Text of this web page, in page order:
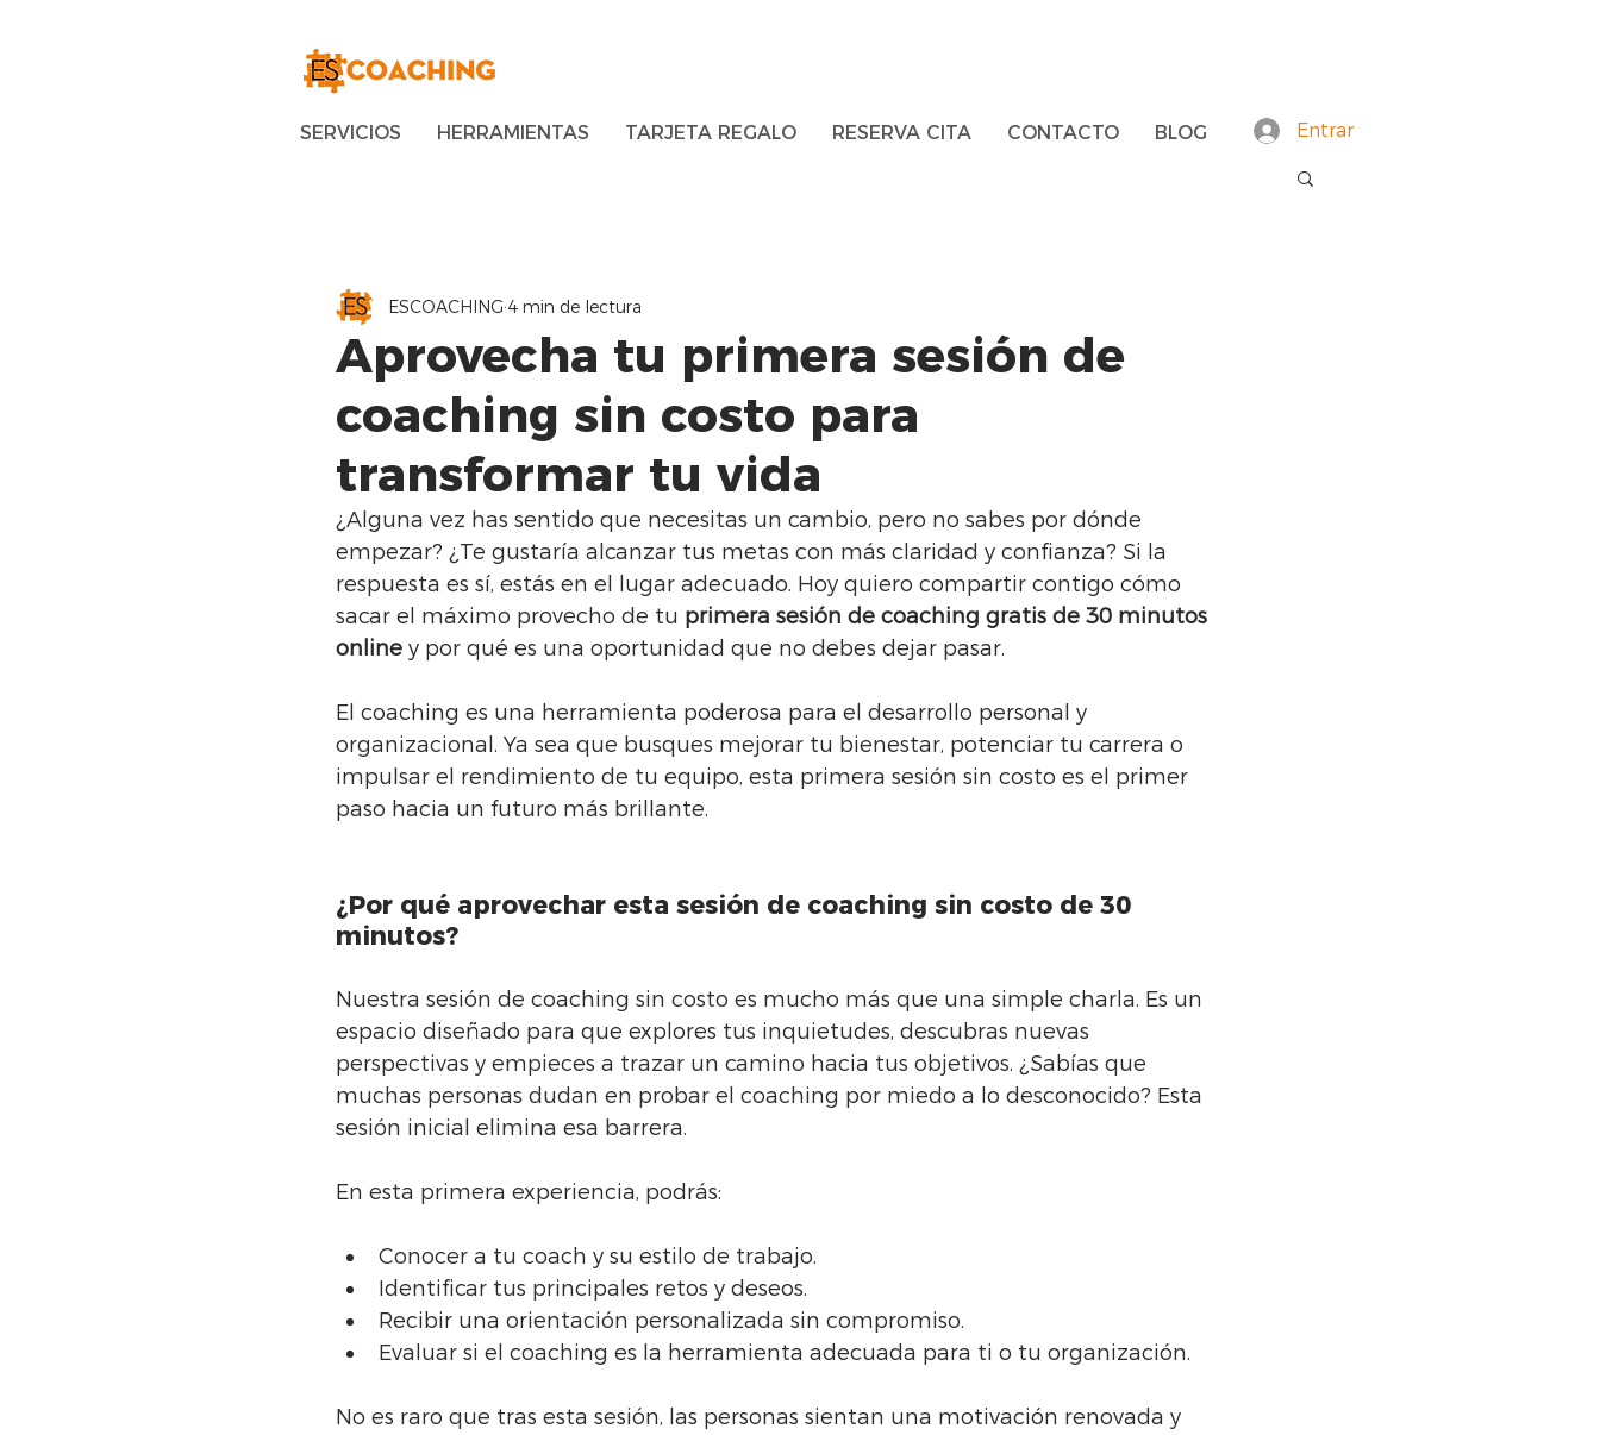
Entrar
SERVICIOS HERRAMIENTAS TARJETA REGALO RESERVA CITA CONTACTO BLOG
Aprovecha tu primera sesión de
coaching sin costo para
transformar tu vida
ESCOACHING 4 min de lectura
¿Alguna vez has sentido que necesitas un cambio, pero no sabes por dónde
empezar? ¿Te gustaría alcanzar tus metas con más claridad y confianza? Si la
respuesta es sí, estás en el lugar adecuado. Hoy quiero compartir contigo cómo
sacar el máximo provecho de tu primera sesión de coaching gratis de 30 minutos
online y por qué es una oportunidad que no debes dejar pasar.
El coaching es una herramienta poderosa para el desarrollo personal y
organizacional. Ya sea que busques mejorar tu bienestar, potenciar tu carrera o
impulsar el rendimiento de tu equipo, esta primera sesión sin costo es el primer
paso hacia un futuro más brillante.
¿Por qué aprovechar esta sesión de coaching sin costo de 30
minutos?
Nuestra sesión de coaching sin costo es mucho más que una simple charla. Es un
espacio diseñado para que explores tus inquietudes, descubras nuevas
perspectivas y empieces a trazar un camino hacia tus objetivos. ¿Sabías que
muchas personas dudan en probar el coaching por miedo a lo desconocido? Esta
sesión inicial elimina esa barrera.
En esta primera experiencia, podrás:
Conocer a tu coach y su estilo de trabajo.
Identificar tus principales retos y deseos.
Recibir una orientación personalizada sin compromiso.
Evaluar si el coaching es la herramienta adecuada para ti o tu organización.
No es raro que tras esta sesión, las personas sientan una motivación renovada y